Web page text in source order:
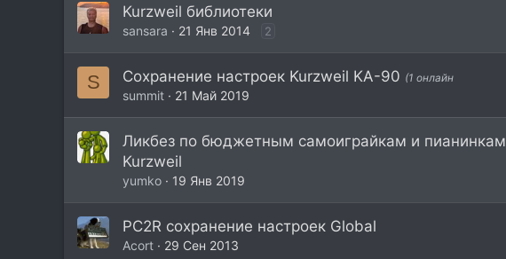
Kurzweil библиотеки
sansara 21 Янв 2014 2
S Сохранение настроек Kurzweil KA-90 (1 онлайн
summit 21 Май 2019
Ликбез по бюджетным самоиграйкам и пианинкам
Kurzweil
yumko 19 Янв 2019
PC2R сохранение настроек Global
Acort 29 Сен 2013